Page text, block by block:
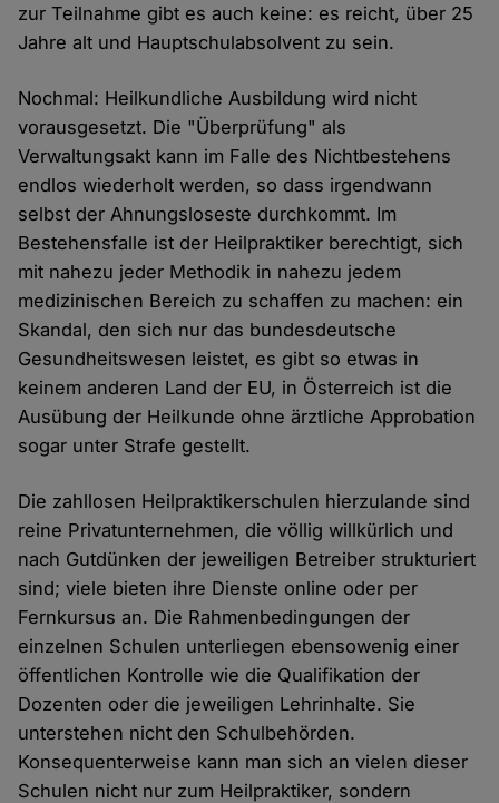
zur Teilnahme gibt es auch keine: es reicht, über 25
Jahre alt und Hauptschulabsolvent zu sein.
Nochmal: Heilkundliche Ausbildung wird nicht
vorausgesetzt. Die "Überprüfung" als
Verwaltungsakt kann im Falle des Nichtbestehens
endlos wiederholt werden, so dass irgendwann
selbst der Ahnungsloseste durchkommt. Im
Bestehensfalle ist der Heilpraktiker berechtigt, sich
mit nahezu jeder Methodik in nahezu jedem
medizinischen Bereich zu schaffen zu machen: ein
Skandal, den sich nur das bundesdeutsche
Gesundheitswesen leistet, es gibt so etwas in
keinem anderen Land der EU, in Österreich ist die
Ausübung der Heilkunde ohne ärztliche Approbation
sogar unter Strafe gestellt.
Die zahllosen Heilpraktikerschulen hierzulande sind
reine Privatunternehmen, die völlig willkürlich und
nach Gutdünken der jeweiligen Betreiber strukturiert
sind; viele bieten ihre Dienste online oder per
Fernkursus an. Die Rahmenbedingungen der
einzelnen Schulen unterliegen ebensowenig einer
öffentlichen Kontrolle wie die Qualifikation der
Dozenten oder die jeweiligen Lehrinhalte. Sie
unterstehen nicht den Schulbehörden.
Konsequenterweise kann man sich an vielen dieser
Schulen nicht nur zum Heilpraktiker, sondern